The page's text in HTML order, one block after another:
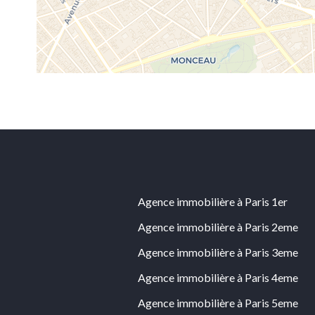
Agence immobilière à Paris 1er
Agence immobilière à Paris 2eme
Agence immobilière à Paris 3eme
Agence immobilière à Paris 4eme
Agence immobilière à Paris 5eme